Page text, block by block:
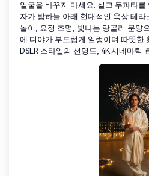
얼굴을 바꾸지 마세요. 실크 두파타
자가 밤하늘 아래 현대적인 옥상 테
놀이, 요정 조명, 빛나는 랑골리 문양
에 디야가 부드럽게 일렁이며 따뜻한
DSLR 스타일의 선명도, 4K 시네마틱